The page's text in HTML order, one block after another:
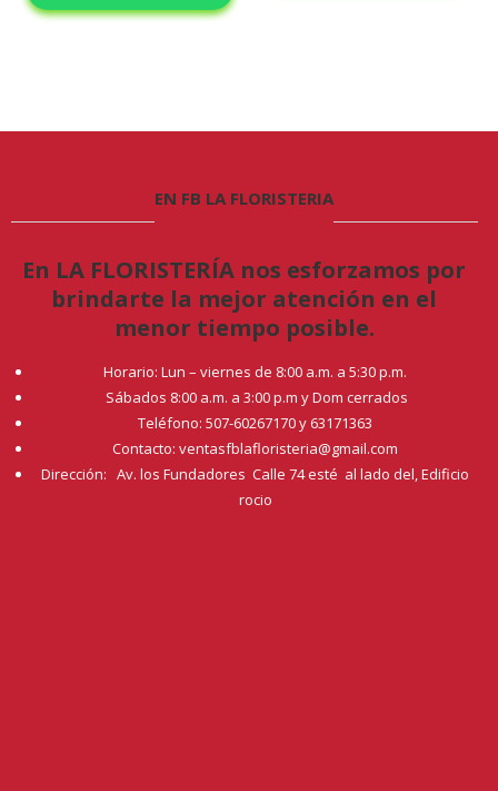
EN FB LA FLORISTERIA
En LA FLORISTERÍA nos esforzamos por
brindarte la mejor atención en el
menor tiempo posible.
Horario: Lun – viernes de 8:00 a.m. a 5:30 p.m.
Sábados 8:00 a.m. a 3:00 p.m y Dom cerrados
Teléfono: 507-60267170 y 63171363
Contacto: ventasfblafloristeria@gmail.com
Dirección: Av. los Fundadores Calle 74 esté al lado del, Edificio
rocio